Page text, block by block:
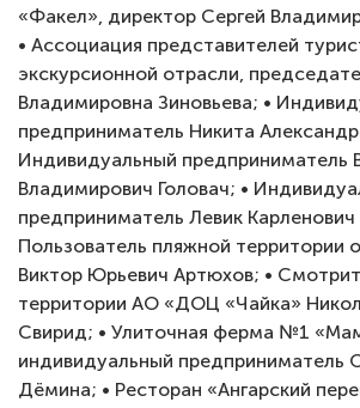
«Факел», директор Сергей
• Ассоциация представителей
экскурсионной отрасли,
Владимировна Зиновьева; •
предприниматель Никита
Индивидуальный предприниматель
Владимирович Головач; •
предприниматель Левик Карленович
Пользователь пляжной территории
Виктор Юрьевич Артюхов; •
территории АО «ДОЦ «Чайка»
Свирид; • Улиточная ферма №1
индивидуальный предприниматель
Дёмина; • Ресторан «Ангарский